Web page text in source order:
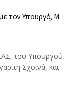
τον Υπουργό, Μ.
του Υπουργού
Σχοινά, και